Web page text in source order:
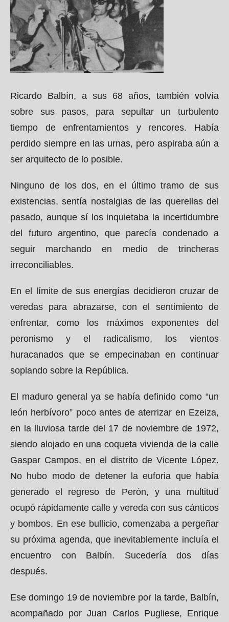
Ricardo Balbín, a sus 68 años, también volvía
sobre sus pasos, para sepultar un turbulento
tiempo de enfrentamientos y rencores. Había
perdido siempre en las urnas, pero aspiraba aún a
ser arquitecto de lo posible.
Ninguno de los dos, en el último tramo de sus
existencias, sentía nostalgias de las querellas del
pasado, aunque sí los inquietaba la incertidumbre
del futuro argentino, que parecía condenado a
seguir marchando en medio de trincheras
irreconciliables.
En el límite de sus energías decidieron cruzar de
veredas para abrazarse, con el sentimiento de
enfrentar, como los máximos exponentes del
peronismo y el radicalismo, los vientos
huracanados que se empecinaban en continuar
soplando sobre la República.
El maduro general ya se había definido como “un
león herbívoro” poco antes de aterrizar en Ezeiza,
en la lluviosa tarde del 17 de noviembre de 1972,
siendo alojado en una coqueta vivienda de la calle
Gaspar Campos, en el distrito de Vicente López.
No hubo modo de detener la euforia que había
generado el regreso de Perón, y una multitud
ocupó rápidamente calle y vereda con sus cánticos
y bombos. En ese bullicio, comenzaba a pergeñar
su próxima agenda, que inevitablemente incluía el
encuentro con Balbín. Sucedería dos días
después.
Ese domingo 19 de noviembre por la tarde, Balbín,
acompañado por Juan Carlos Pugliese, Enrique